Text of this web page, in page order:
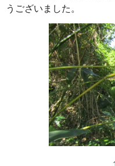
うございました。